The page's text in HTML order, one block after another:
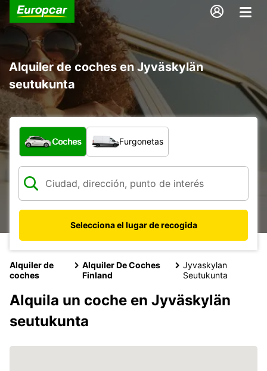
Alquiler de coches en Jyväskylän
seutukunta
¿Qué tipo de vehículo?
Coches Furgonetas
Selecciona el lugar de recogida
Alquiler de
coches
Alquiler De Coches
Finland
Jyvaskylan
Seutukunta
Alquila un coche en Jyväskylän
seutukunta